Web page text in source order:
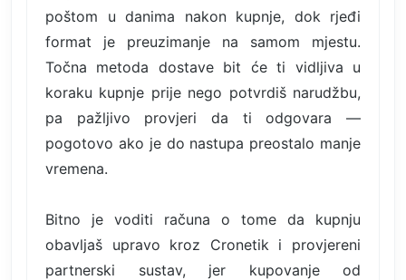
poštom u danima nakon kupnje, dok rjeđi
format je preuzimanje na samom mjestu.
Točna metoda dostave bit će ti vidljiva u
koraku kupnje prije nego potvrdiš narudžbu,
pa pažljivo provjeri da ti odgovara —
pogotovo ako je do nastupa preostalo manje
vremena.
Bitno je voditi računa o tome da kupnju
obavljaš upravo kroz Cronetik i provjereni
partnerski sustav, jer kupovanje od